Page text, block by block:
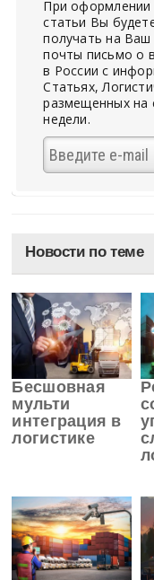
При оформлении
статьи Вы
получать на Ваш
почты письмо о
в России с
Статьях,
размещенных на
недели.
Новости по теме
Бесшовная
мульти
интеграция в
логистике